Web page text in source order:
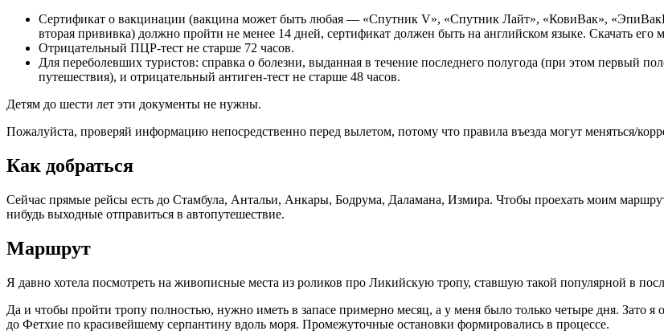
Сертификат о вакцинации (вакцина может быть любая — «Спутник V», «Спутник Лайт», «КовиВак»,
вторая прививка) должно пройти не менее 14 дней, сертификат должен быть на английском языке. Скачать его
Отрицательный ПЦР-тест не старше 72 часов.
Для переболевших туристов: справка о болезни, выданная в течение последнего полугода (при этом первый
путешествия), и отрицательный антиген-тест не старше 48 часов.
Детям до шести лет эти документы не нужны.
Пожалуйста, проверяй информацию непосредственно перед вылетом, потому что правила въезда могут меняться/
Как добраться
Сейчас прямые рейсы есть до Стамбула, Антальи, Анкары, Бодрума, Даламана, Измира. Чтобы проехать моим
нибудь выходные отправиться в автопутешествие.
Маршрут
Я давно хотела посмотреть на живописные места из роликов про Ликийскую тропу, ставшую такой популярной в
Да и чтобы пройти тропу полностью, нужно иметь в запасе примерно месяц, а у меня было только четыре дня. Зато
до Фетхие по красивейшему серпантину вдоль моря. Промежуточные остановки формировались в процессе.